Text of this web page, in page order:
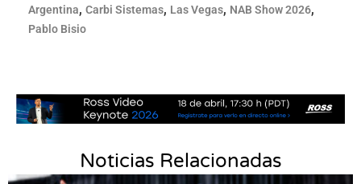
Argentina, Carbi Sistemas, Las Vegas, NAB Show 2026,
Pablo Bisio
Noticias Relacionadas